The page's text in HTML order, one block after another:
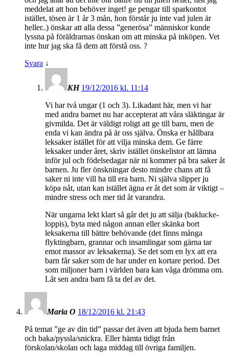
meddelat att hon behöver inget! ge pengar till sparkontot
istället, tösen är 1 år 3 mån, hon förstår ju inte vad julen är
heller..) önskar att alla dessa ”generösa” människor kunde
lyssna på föräldrarnas önskan om att minska på inköpen. Vet
inte hur jag ska få dem att förstå oss. ?
Svara ↓
KH 19/12/2016 kl. 11:14
Vi har två ungar (1 och 3). Likadant här, men vi har
med andra barnet nu har accepterat att våra släktingar är
givmilda. Det är väldigt roligt att ge till barn, men de
enda vi kan ändra på är oss själva. Önska er hållbara
leksaker istället för att vilja minska dem. Ge färre
leksaker under året, skriv istället önskelistor att lämna
inför jul och födelsedagar när ni kommer på bra saker åt
barnen. Ju fler önskningar desto mindre chans att få
saker ni inte vill ha till era barn. Ni själva slipper ju
köpa nåt, utan kan istället ägna er åt det som är viktigt –
mindre stress och mer tid åt varandra.
När ungarna lekt klart så går det ju att sälja (baklucke-
loppis), byta med någon annan eller skänka bort
leksakerna till bättre behövande (det finns många
flyktingbarn, grannar och insamlingar som gärna tar
emot massor av leksakerna). Se det som en lyx att era
barn får saker som de har under en kortare period. Det
som miljoner barn i världen bara kan våga drömma om.
Låt sen andra barn få ta del av det.
Maria O 18/12/2016 kl. 21:43
På temat ”ge av din tid” passar det även att bjuda hem barnet
och baka/pyssla/snickra. Eller hämta tidigt från
förskolan/skolan och laga middag till övriga familjen.